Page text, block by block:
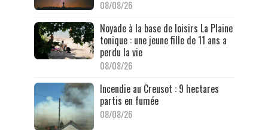
08/08/26
Noyade à la base de loisirs La Plaine
tonique : une jeune fille de 11 ans a
perdu la vie
08/08/26
Incendie au Creusot : 9 hectares
partis en fumée
08/08/26